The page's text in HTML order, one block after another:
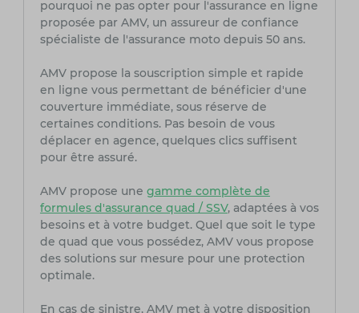
pourquoi ne pas opter pour l'assurance en ligne
proposée par AMV, un assureur de confiance
spécialiste de l'assurance moto depuis 50 ans.
AMV propose la souscription simple et rapide
en ligne vous permettant de bénéficier d'une
couverture immédiate, sous réserve de
certaines conditions. Pas besoin de vous
déplacer en agence, quelques clics suffisent
pour être assuré.
AMV propose une gamme complète de
formules d'assurance quad / SSV, adaptées à vos
besoins et à votre budget. Quel que soit le type
de quad que vous possédez, AMV vous propose
des solutions sur mesure pour une protection
optimale.
En cas de sinistre, AMV met à votre disposition